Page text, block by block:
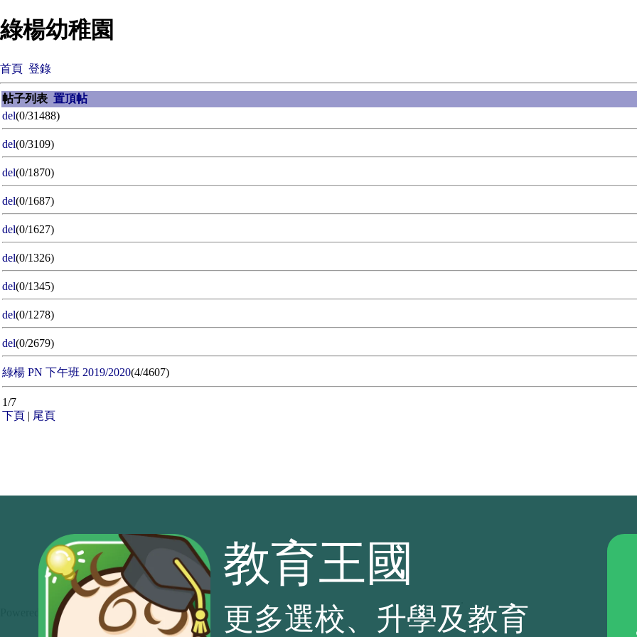
綠楊幼稚園
首頁 登錄
帖子列表 置頂帖
del(0/31488)
del(0/3109)
del(0/1870)
del(0/1687)
del(0/1627)
del(0/1326)
del(0/1345)
del(0/1278)
del(0/2679)
綠楊 PN 下午班 2019/2020(4/4607)
1/7
下頁 | 尾頁
Powered byBaby Kingdom
教育王國
更多選校、升學及教育